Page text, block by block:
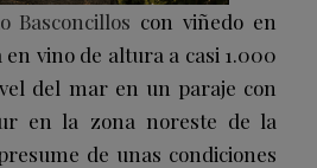
Basconcillos con viñedo en
vino de altura a casi 1.000
del mar en un paraje con
en la zona noreste de la
de unas condiciones